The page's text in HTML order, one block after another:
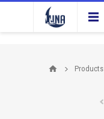
Products